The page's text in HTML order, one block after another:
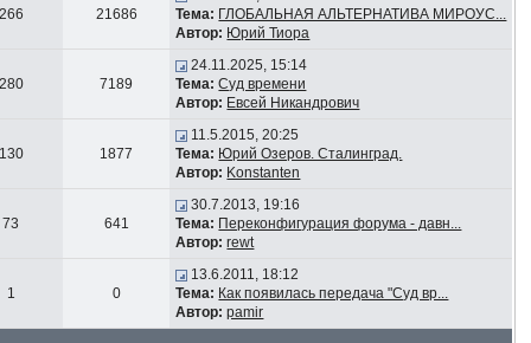
21686
Тема: ГЛОБАЛЬНАЯ АЛЬТЕРНАТИВА МИРОУС...
Автор: Юрий Тиора
7189
24.11.2025, 15:14
Тема: Суд времени
Автор: Евсей Никандрович
1877
11.5.2015, 20:25
Тема: Юрий Озеров. Сталинград.
Автор: Konstanten
73 641
30.7.2013, 19:16
Тема: Переконфигурация форума - давн...
Автор: rewt
1 0
13.6.2011, 18:12
Тема: Как появилась передача "Суд вр...
Автор: pamir